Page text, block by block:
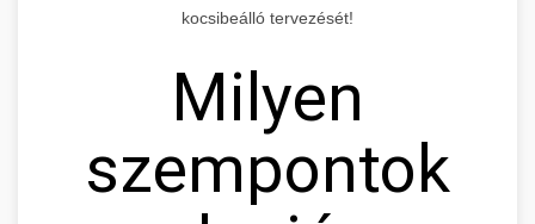
kocsibeálló tervezését!
Milyen
szempontok